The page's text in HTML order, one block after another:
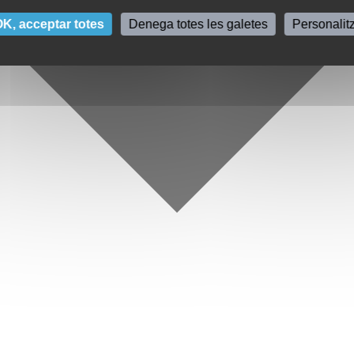
acceptar totes Denega totes les galetes